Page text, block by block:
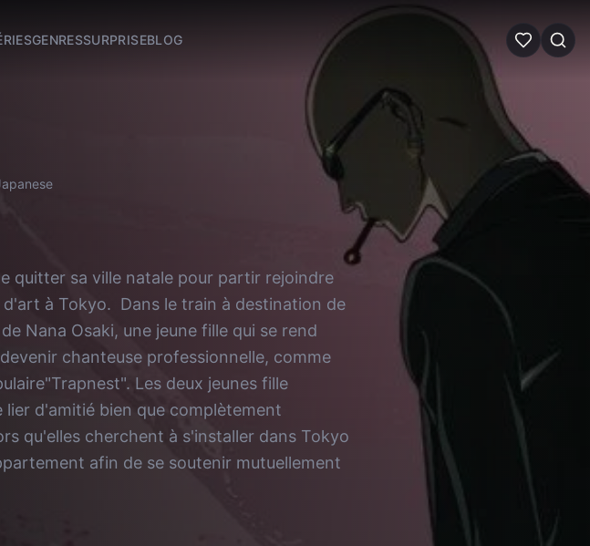
GENRESSURPRISEBLOG
quitter sa ville natale pour partir rejoindre
à Tokyo. Dans le train à destination de
Nana Osaki, une jeune fille qui se rend
chanteuse professionnelle, comme
Les deux jeunes fille
d'amitié bien que complètement
qu'elles cherchent à s'installer dans Tokyo
afin de se soutenir mutuellement